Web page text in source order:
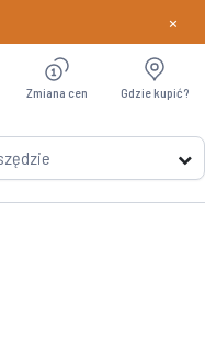
Dowiedz
×
Zmiana cen Gdzie kupić?